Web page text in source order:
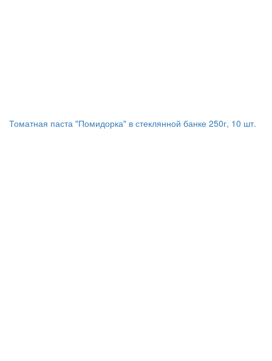
Томатная паста "Помидорка" в стеклянной банке 250г, 10 шт.